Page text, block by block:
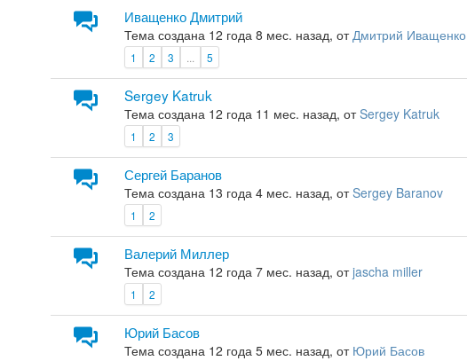
Иващенко Дмитрий
Тема создана 12 года 8 мес. назад, отДмитрий Иващенко
1 2 3 5
Sergey Katruk
Тема создана 12 года 11 мес. назад, отSergey Katruk
1 2 3
Сергей Баранов
Тема создана 13 года 4 мес. назад, отSergey Baranov
1 2
Валерий Миллер
Тема создана 12 года 7 мес. назад, отjascha miller
1 2
Юрий Басов
Тема создана 12 года 5 мес. назад, от Юрий Басов